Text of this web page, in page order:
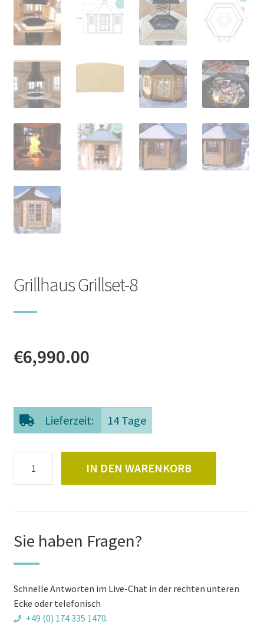
Grillhaus Grillset-8
€6,990.00
Lieferzeit: 14 Tage
Grillset-
8
IN DEN WARENKORB
Sie haben Fragen?
Schnelle Antworten im Live-Chat in der rechten unteren
Ecke oder telefonisch
+49 (0) 174 335 1470.